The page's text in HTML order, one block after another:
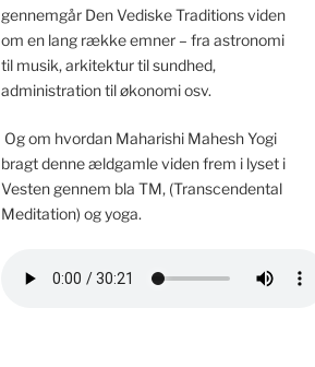
gennemgår Den Vediske Traditions viden
om en lang række emner – fra astronomi
til musik, arkitektur til sundhed,
administration til økonomi osv.
Og om hvordan Maharishi Mahesh Yogi
bragt denne ældgamle viden frem i lyset i
Vesten gennem bla TM, (Transcendental
Meditation) og yoga.